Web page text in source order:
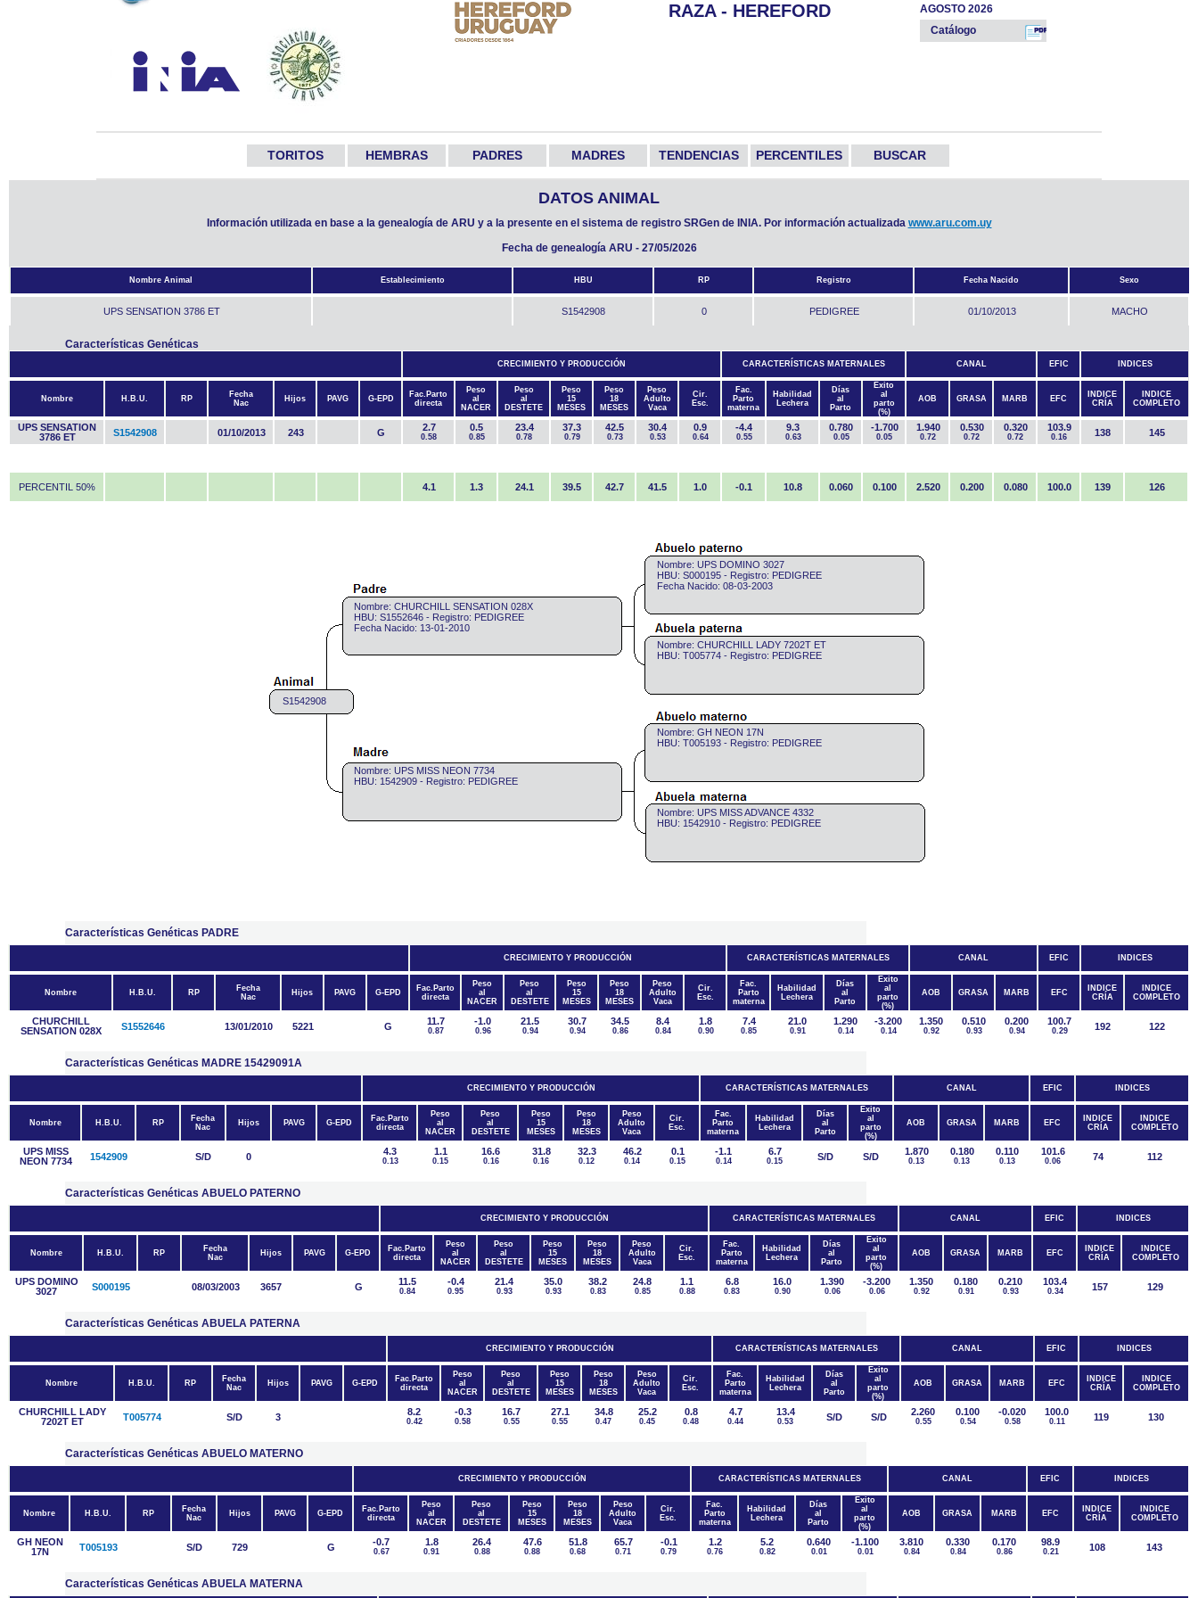
RAZA - HEREFORD
AGOSTO 2026
Catálogo
TORITOS HEMBRAS PADRES MADRES TENDENCIAS PERCENTILES BUSCAR
DATOS ANIMAL
Información utilizada en base a la genealogía de ARU y a la presente en el sistema de registro SRGen de INIA. Por información actualizada www.aru.com.uy
Fecha de genealogía ARU - 27/05/2026
Nombre Animal Establecimiento HBU RP Registro Fecha Nacido Sexo
UPS SENSATION 3786 ET S1542908 0 PEDIGREE 01/10/2013 MACHO
Características Genéticas
CRECIMIENTO Y PRODUCCIÓN CARACTERÍSTICAS MATERNALES CANAL EFIC INDICES
Nombre H.B.U. RP
Fecha
Nac
Hijos PAVG G-EPD
Fac.Parto
directa
Peso
al
NACER
Peso
al
DESTETE
Peso
15
MESES
Peso
18
MESES
Peso
Adulto
Vaca
Cir.
Esc.
Fac.
Parto
materna
Habilidad
Lechera
Días
al
Parto
Éxito
al
parto
(%)
AOB GRASA MARB EFC
INDICE
CRÍA
INDICE
COMPLETO
UPS SENSATION
3786 ET
S1542908 01/10/2013 243 G 2.7
0.58
0.5
0.85
23.4
0.78
37.3
0.79
42.5
0.73
30.4
0.53
0.9
0.64
-4.4
0.55
9.3
0.63
0.780
0.05
-1.700
0.05
1.940
0.72
0.530
0.72
0.320
0.72
103.9
0.16 138 145
PERCENTIL 50% 4.1 1.3 24.1 39.5 42.7 41.5 1.0 -0.1 10.8 0.060 0.100 2.520 0.200 0.080 100.0 139 126
S1542908
Nombre: CHURCHILL SENSATION 028X
HBU: S1552646 - Registro: PEDIGREE
Fecha Nacido: 13-01-2010
Nombre: UPS MISS NEON 7734
HBU: 1542909 - Registro: PEDIGREE
Nombre: UPS DOMINO 3027
HBU: S000195 - Registro: PEDIGREE
Fecha Nacido: 08-03-2003
Nombre: CHURCHILL LADY 7202T ET
HBU: T005774 - Registro: PEDIGREE
Nombre: GH NEON 17N
HBU: T005193 - Registro: PEDIGREE
Nombre: UPS MISS ADVANCE 4332
HBU: 1542910 - Registro: PEDIGREE
Características Genéticas PADRE
CRECIMIENTO Y PRODUCCIÓN CARACTERÍSTICAS MATERNALES CANAL EFIC INDICES
Nombre H.B.U. RP
Fecha
Nac
Hijos PAVG G-EPD
Fac.Parto
directa
Peso
al
NACER
Peso
al
DESTETE
Peso
15
MESES
Peso
18
MESES
Peso
Adulto
Vaca
Cir.
Esc.
Fac.
Parto
materna
Habilidad
Lechera
Días
al
Parto
Éxito
al
parto
(%)
AOB GRASA MARB EFC
INDICE
CRÍA
INDICE
COMPLETO
CHURCHILL
SENSATION 028X
S1552646 13/01/2010 5221 G 11.7
0.87
-1.0
0.96
21.5
0.94
30.7
0.94
34.5
0.86
8.4
0.84
1.8
0.90
7.4
0.85
21.0
0.91
1.290
0.14
-3.200
0.14
1.350
0.92
0.510
0.93
0.200
0.94
100.7
0.29 192 122
Características Genéticas MADRE 15429091A
CRECIMIENTO Y PRODUCCIÓN CARACTERÍSTICAS MATERNALES CANAL EFIC INDICES
Nombre H.B.U. RP
Fecha
Nac
Hijos PAVG G-EPD
Fac.Parto
directa
Peso
al
NACER
Peso
al
DESTETE
Peso
15
MESES
Peso
18
MESES
Peso
Adulto
Vaca
Cir.
Esc.
Fac.
Parto
materna
Habilidad
Lechera
Días
al
Parto
Éxito
al
parto
(%)
AOB GRASA MARB EFC
INDICE
CRÍA
INDICE
COMPLETO
UPS MISS
NEON 7734
1542909 S/D 0 4.3
0.13
1.1
0.15
16.6
0.16
31.8
0.16
32.3
0.12
46.2
0.14
0.1
0.15
-1.1
0.14
6.7
0.15 S/D S/D 1.870
0.13
0.180
0.13
0.110
0.13
101.6
0.06 74 112
Características Genéticas ABUELO PATERNO
CRECIMIENTO Y PRODUCCIÓN CARACTERÍSTICAS MATERNALES CANAL EFIC INDICES
Nombre H.B.U. RP
Fecha
Nac
Hijos PAVG G-EPD
Fac.Parto
directa
Peso
al
NACER
Peso
al
DESTETE
Peso
15
MESES
Peso
18
MESES
Peso
Adulto
Vaca
Cir.
Esc.
Fac.
Parto
materna
Habilidad
Lechera
Días
al
Parto
Éxito
al
parto
(%)
AOB GRASA MARB EFC
INDICE
CRÍA
INDICE
COMPLETO
UPS DOMINO
3027
S000195 08/03/2003 3657 G 11.5
0.84
-0.4
0.95
21.4
0.93
35.0
0.93
38.2
0.83
24.8
0.85
1.1
0.88
6.8
0.83
16.0
0.90
1.390
0.06
-3.200
0.06
1.350
0.92
0.180
0.91
0.210
0.93
103.4
0.34 157 129
Características Genéticas ABUELA PATERNA
CRECIMIENTO Y PRODUCCIÓN CARACTERÍSTICAS MATERNALES CANAL EFIC INDICES
Nombre H.B.U. RP
Fecha
Nac
Hijos PAVG G-EPD
Fac.Parto
directa
Peso
al
NACER
Peso
al
DESTETE
Peso
15
MESES
Peso
18
MESES
Peso
Adulto
Vaca
Cir.
Esc.
Fac.
Parto
materna
Habilidad
Lechera
Días
al
Parto
Éxito
al
parto
(%)
AOB GRASA MARB EFC
INDICE
CRÍA
INDICE
COMPLETO
CHURCHILL LADY
7202T ET
T005774 S/D 3 8.2
0.42
-0.3
0.58
16.7
0.55
27.1
0.55
34.8
0.47
25.2
0.45
0.8
0.48
4.7
0.44
13.4
0.53 S/D S/D 2.260
0.55
0.100
0.54
-0.020
0.58
100.0
0.11 119 130
Características Genéticas ABUELO MATERNO
CRECIMIENTO Y PRODUCCIÓN CARACTERÍSTICAS MATERNALES CANAL EFIC INDICES
Nombre H.B.U. RP
Fecha
Nac
Hijos PAVG G-EPD
Fac.Parto
directa
Peso
al
NACER
Peso
al
DESTETE
Peso
15
MESES
Peso
18
MESES
Peso
Adulto
Vaca
Cir.
Esc.
Fac.
Parto
materna
Habilidad
Lechera
Días
al
Parto
Éxito
al
parto
(%)
AOB GRASA MARB EFC
INDICE
CRÍA
INDICE
COMPLETO
GH NEON
17N
T005193 S/D 729 G -0.7
0.67
1.8
0.91
26.4
0.88
47.6
0.88
51.8
0.68
65.7
0.71
-0.1
0.79
1.2
0.76
5.2
0.82
0.640
0.01
-1.100
0.01
3.810
0.84
0.330
0.84
0.170
0.86
98.9
0.21 108 143
Características Genéticas ABUELA MATERNA